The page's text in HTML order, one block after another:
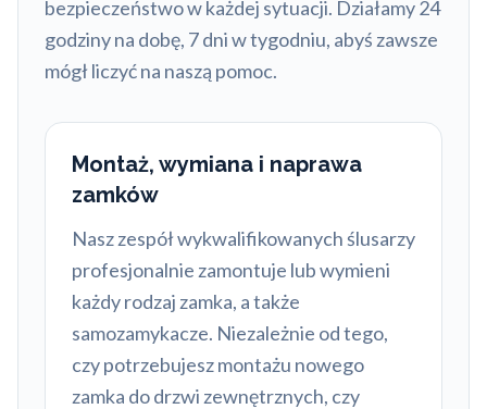
bezpieczeństwo w każdej sytuacji. Działamy 24
godziny na dobę, 7 dni w tygodniu, abyś zawsze
mógł liczyć na naszą pomoc.
Montaż, wymiana i naprawa
zamków
Nasz zespół wykwalifikowanych ślusarzy
profesjonalnie zamontuje lub wymieni
każdy rodzaj zamka, a także
samozamykacze. Niezależnie od tego,
czy potrzebujesz montażu nowego
zamka do drzwi zewnętrznych, czy